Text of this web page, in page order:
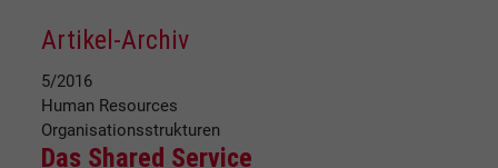
Artikel-Archiv
5/2016
Human Resources
Organisationsstrukturen
Das Shared Service